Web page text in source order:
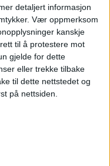
detaljert informasjon
Vær oppmerksom
kanskje
til å protestere mot
gjelde for dette
eller trekke tilbake
til dette nettstedet og
på nettsiden.
sto
(Ap) for
Veiteberg og
frivillighet,Rina
som